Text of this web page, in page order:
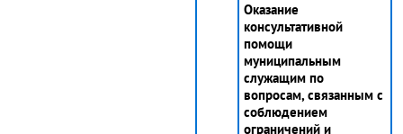
Оказание
консультативной
помощи
муниципальным
служащим по
вопросам, связанным с
соблюдением
ограничений и